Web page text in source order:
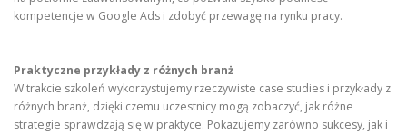
kompetencje w Google Ads i zdobyć przewagę na rynku pracy.
Praktyczne przykłady z różnych branż
W trakcie szkoleń wykorzystujemy rzeczywiste case studies i przykłady z
różnych branż, dzięki czemu uczestnicy mogą zobaczyć, jak różne
strategie sprawdzają się w praktyce. Pokazujemy zarówno sukcesy, jak i